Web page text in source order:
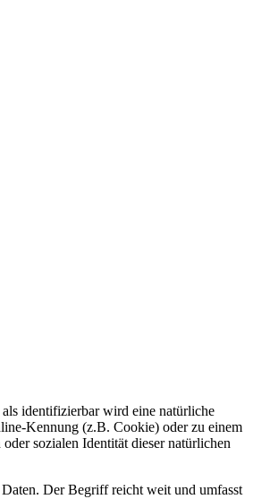
identifizierbar wird eine natürliche
Kennung (z.B. Cookie) oder zu einem
sozialen Identität dieser natürlichen
Daten. Der Begriff reicht weit und umfasst